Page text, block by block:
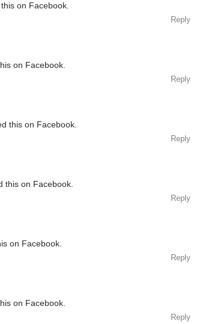
on Facebook.
Reply
on Facebook.
Reply
this on Facebook.
Reply
this on Facebook.
Reply
on Facebook.
Reply
on Facebook.
Reply